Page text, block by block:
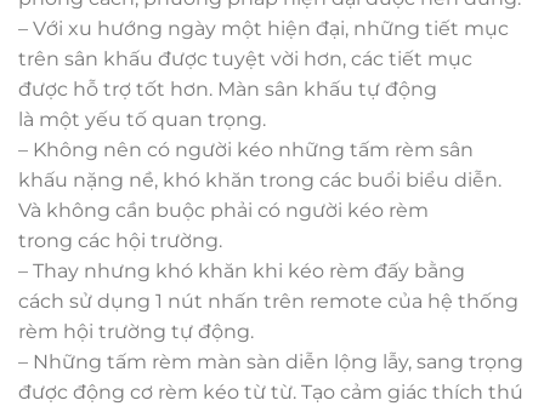
– Với xu hướng ngày một hiện đại, những tiết mục
trên sân khấu được tuyệt vời hơn, các tiết mục
được hỗ trợ tốt hơn. Màn sân khấu tự động
là một yếu tố quan trọng.
– Không nên có người kéo những tấm rèm sân
khấu nặng nề, khó khăn trong các buổi biểu diễn.
Và không cần buộc phải có người kéo rèm
trong các hội trường.
– Thay nhưng khó khăn khi kéo rèm đấy bằng
cách sử dụng 1 nút nhấn trên remote của hệ thống
rèm hội trường tự động.
– Những tấm rèm màn sàn diễn lộng lẫy, sang trọng
được động cơ rèm kéo từ từ. Tạo cảm giác thích thú